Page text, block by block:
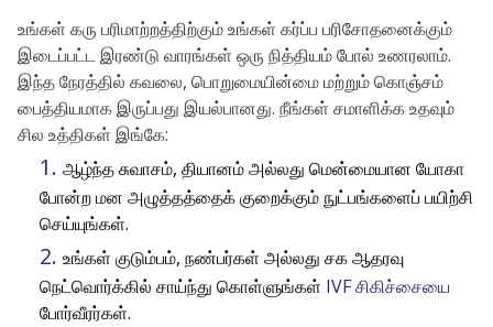
உங்கள் கரு பரிமாற்றத்திற்கும் உங்கள் கர்ப்ப பரிசோதனைக்கும்
இடைப்பட்ட இரண்டு வாரங்கள் ஒரு நித்தியம் போல் உணரலாம்.
இந்த நேரத்தில் கவலை, பொறுமையின்மை மற்றும் கொஞ்சம்
பைத்தியமாக இருப்பது இயல்பானது. நீங்கள் சமாளிக்க உதவும்
சில உத்திகள் இங்கே:
ஆழ்ந்த சுவாசம், தியானம் அல்லது மென்மையான யோகா
போன்ற மன அழுத்தத்தைக் குறைக்கும் நுட்பங்களைப் பயிற்சி
செய்யுங்கள்.
உங்கள் குடும்பம், நண்பர்கள் அல்லது சக ஆதரவு
நெட்வொர்க்கில் சாய்ந்து கொள்ளுங்கள் IVF சிகிச்சையை
போர்வீரர்கள்.